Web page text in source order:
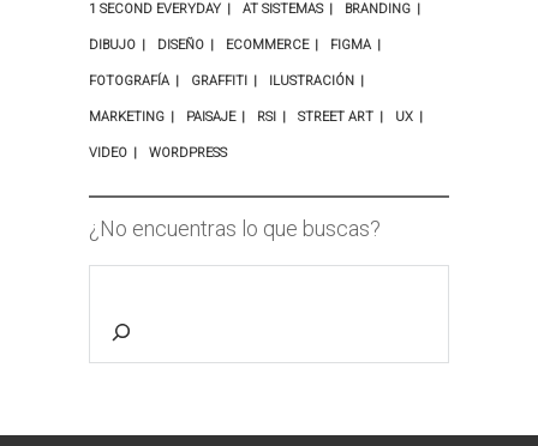
1 SECOND EVERYDAY AT SISTEMAS BRANDING
DIBUJO DISEÑO ECOMMERCE FIGMA
FOTOGRAFÍA GRAFFITI ILUSTRACIÓN
MARKETING PAISAJE RSI STREET ART UX
VIDEO WORDPRESS
¿No encuentras lo que buscas?